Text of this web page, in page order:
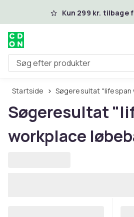
Spring til hovedindhold
Kun 299 kr. tilbage
Søg efter produkter
Startside Søgeresultat
Søgeresultat
workplace